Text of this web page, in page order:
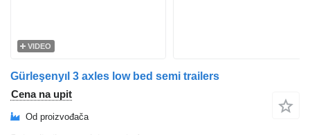
VIDEO
Gürleşenyıl 3 axles low bed semi trailers
Cena na upit
Od proizvođača